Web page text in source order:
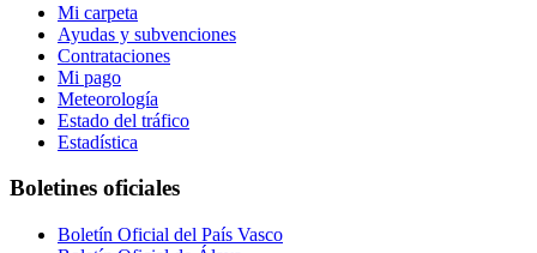
Mi carpeta
Ayudas y subvenciones
Contrataciones
Mi pago
Meteorología
Estado del tráfico
Estadística
Boletines oficiales
Boletín Oficial del País Vasco